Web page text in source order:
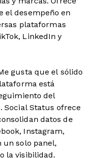
el desempeño en
plataformas
LinkedIn y
gusta que el sólido
está
del
Social Status ofrece
datos de
Instagram,
un solo panel,
la visibilidad.